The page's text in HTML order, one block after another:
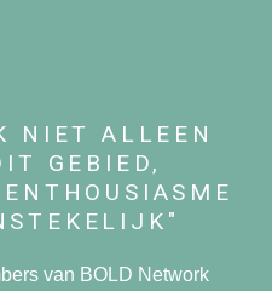
NIET ALLEEN
GEBIED,
van BOLD Network